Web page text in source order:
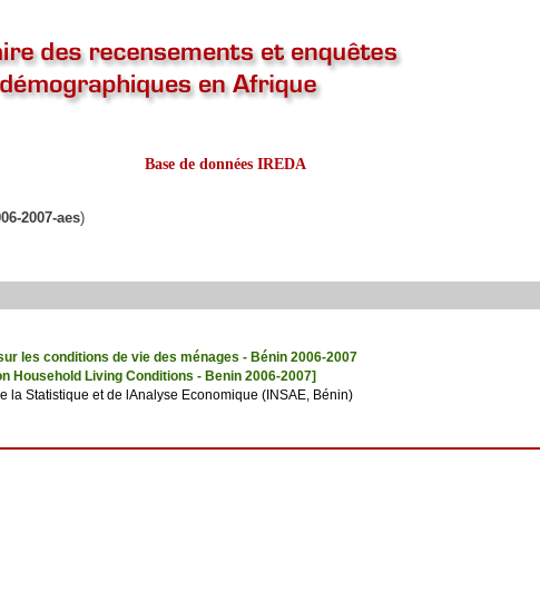
Base de données IREDA
2007-aes)
les conditions de vie des ménages - Bénin 2006-2007
Household Living Conditions - Benin 2006-2007]
la Statistique et de lAnalyse Economique (INSAE, Bénin)